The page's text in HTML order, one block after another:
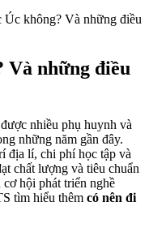
Úc không? Và những điều
Và những điều
nhiều phụ huynh và
những năm gần đây.
địa lí, chi phí học tập và
chất lượng và tiêu chuẩn
hội phát triển nghề
tìm hiểu thêm có nên đi